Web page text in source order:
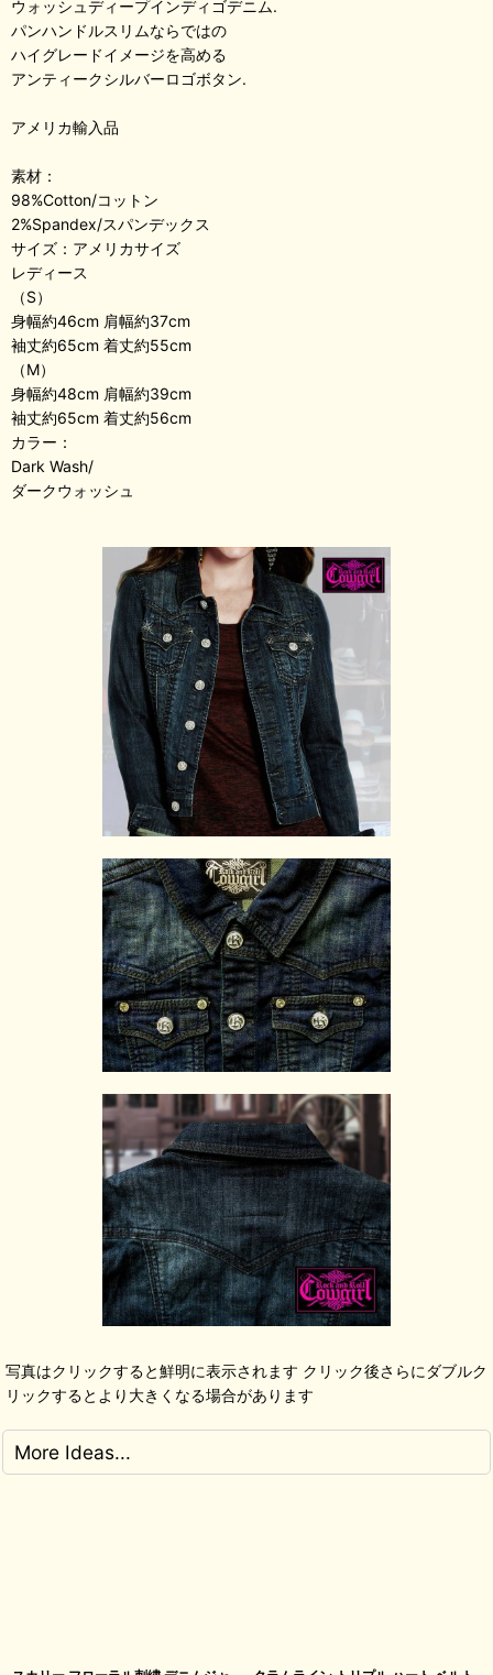
ウォッシュディープインディゴデニム.
パンハンドルスリムならではの
ハイグレードイメージを高める
アンティークシルバーロゴボタン.
アメリカ輸入品
素材：
98%Cotton/コットン
2%Spandex/スパンデックス
サイズ：アメリカサイズ
レディース
（S）
身幅約46cm 肩幅約37cm
袖丈約65cm 着丈約55cm
（M）
身幅約48cm 肩幅約39cm
袖丈約65cm 着丈約56cm
カラー：
Dark Wash/
ダークウォッシュ
写真はクリックすると鮮明に表示されます クリック後さらにダブルク
リックするとより大きくなる場合があります
More Ideas...